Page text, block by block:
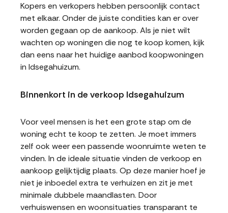
Kopers en verkopers hebben persoonlijk contact
met elkaar. Onder de juiste condities kan er over
worden gegaan op de aankoop. Als je niet wilt
wachten op woningen die nog te koop komen, kijk
dan eens naar het huidige aanbod koopwoningen
in Idsegahuizum.
Binnenkort in de verkoop Idsegahuizum
Voor veel mensen is het een grote stap om de
woning echt te koop te zetten. Je moet immers
zelf ook weer een passende woonruimte weten te
vinden. In de ideale situatie vinden de verkoop en
aankoop gelijktijdig plaats. Op deze manier hoef je
niet je inboedel extra te verhuizen en zit je met
minimale dubbele maandlasten. Door
verhuiswensen en woonsituaties transparant te